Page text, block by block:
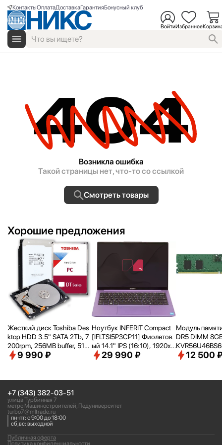
КонтактыОплатаДоставкаГарантияБонусный клуб
ВойтиИзбранное
404
Возникла ошибка
Такой страницы нет, что-то со ссылкой
Смотреть товары
Хорошие предложения
Жесткий диск Toshiba Des
ktop HDD 3.5" SATA 2Tb, 7
200rpm, 256MB buffer, 512
e, SMR, DT02ACA200
9 990 ₽
Ноутбук INFERIT Compact
[IFLTSI5P3CP11] Фиолетов
ый 14.1" IPS (16:10), 1920х1
200 WUXGA/ i5-1240P(1.7
ooth/Win 11Pro Trial
29 990 ₽
Модуль
DR5 DIMM
RTL PC5-
12 500
+7 (343) 382-03-51
улица Турбинная 7
метро Машиностроителей, Педуниверситет
turbo7@mltrade.ru
пн-пт: с 9:00 до 18:00
сб,вс: выходной
Политика конфиденциальности
Публичная оферта